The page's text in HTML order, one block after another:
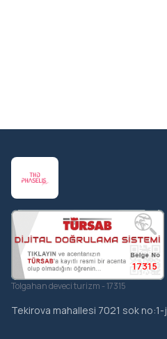
17315
Tolgahan deveci turizm - 17315
Tekirova mahallesi 7021 sok no:1-j